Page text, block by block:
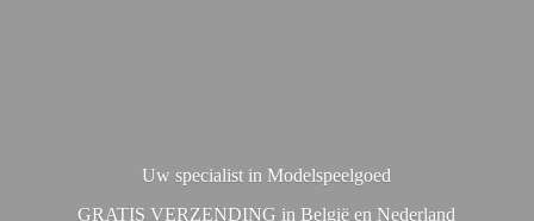
Uw specialist in Modelspeelgoed
GRATIS VERZENDING in België en Nederland